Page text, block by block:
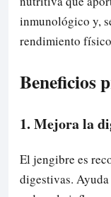
inmunológico y,
rendimiento
Beneficios
1. Mejora la
El jengibre es
digestivas.